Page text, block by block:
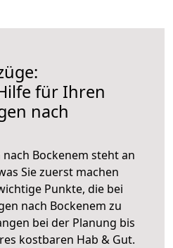
für Ihren
nach
Bockenem steht an
Sie zuerst machen
Punkte, die bei
nach Bockenem zu
bei der Planung bis
kostbaren Hab & Gut.